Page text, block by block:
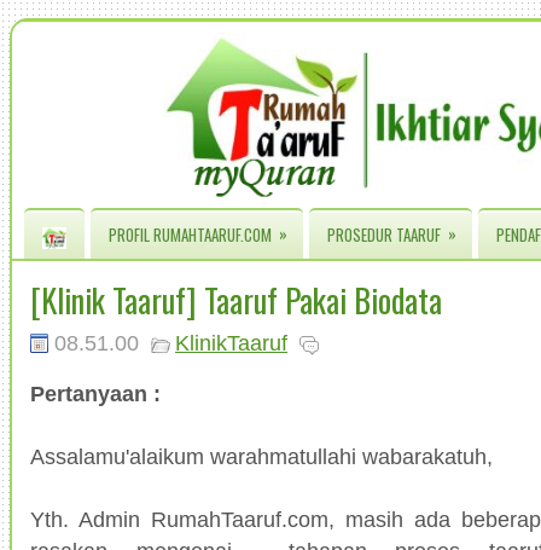
PROFIL RUMAHTAARUF.COM » PROSEDUR TAARUF »
[Klinik Taaruf] Taaruf Pakai Biodata
08.51.00
KlinikTaaruf
Pertanyaan :
Assalamu'alaikum warahmatullahi wabarakatuh,
Yth. Admin RumahTaaruf.com, masih ada